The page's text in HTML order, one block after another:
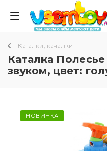
Каталки, качалки
Каталка
звуком, цвет:
НОВИНКА